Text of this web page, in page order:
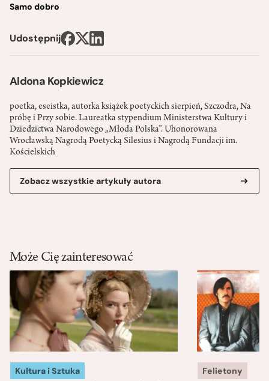
Aldona Kopkiewicz
poetka, eseistka, autorka książek poetyckich sierpień, Szczodra, Na
próbę i Przy sobie. Laureatka stypendium Ministerstwa Kultury i
Dziedzictwa Narodowego „Młoda Polska”. Uhonorowana
Wrocławską Nagrodą Poetycką Silesius i Nagrodą Fundacji im.
Kościelskich
Zobacz wszystkie artykuły autora
Samo dobro
Udostępnij
Może Cię zainteresować
Kultura i Sztuka Felietony